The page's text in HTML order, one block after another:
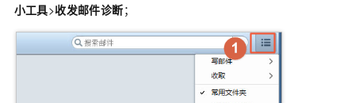
小工具>收发邮件诊断；